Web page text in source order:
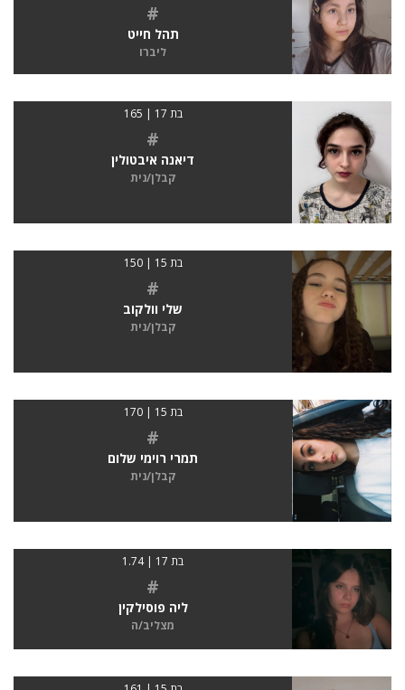
#
תהל חייט
ליברו
בת 17 | 165
#
דיאנה איבטולין
קבלן/נית
בת 15 | 150
#
שלי וולקוב
קבלן/נית
בת 15 | 170
#
תמרי רוימי שלום
קבלן/נית
בת 17 | 1.74
#
ליה פוסילקין
מצליב/ה